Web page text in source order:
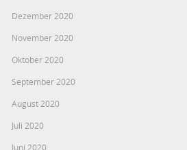
Dezember 2020
November 2020
Oktober 2020
September 2020
August 2020
Juli 2020
Juni 2020